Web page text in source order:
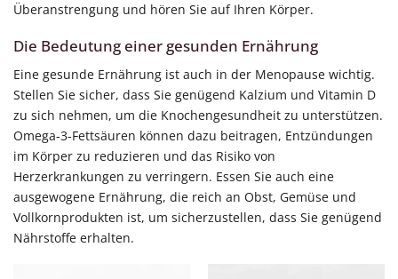
Überanstrengung und hören Sie auf Ihren Körper.
Die Bedeutung einer gesunden Ernährung
Eine gesunde Ernährung ist auch in der Menopause wichtig.
Stellen Sie sicher, dass Sie genügend Kalzium und Vitamin D
zu sich nehmen, um die Knochengesundheit zu unterstützen.
Omega-3-Fettsäuren können dazu beitragen, Entzündungen
im Körper zu reduzieren und das Risiko von
Herzerkrankungen zu verringern. Essen Sie auch eine
ausgewogene Ernährung, die reich an Obst, Gemüse und
Vollkornprodukten ist, um sicherzustellen, dass Sie genügend
Nährstoffe erhalten.